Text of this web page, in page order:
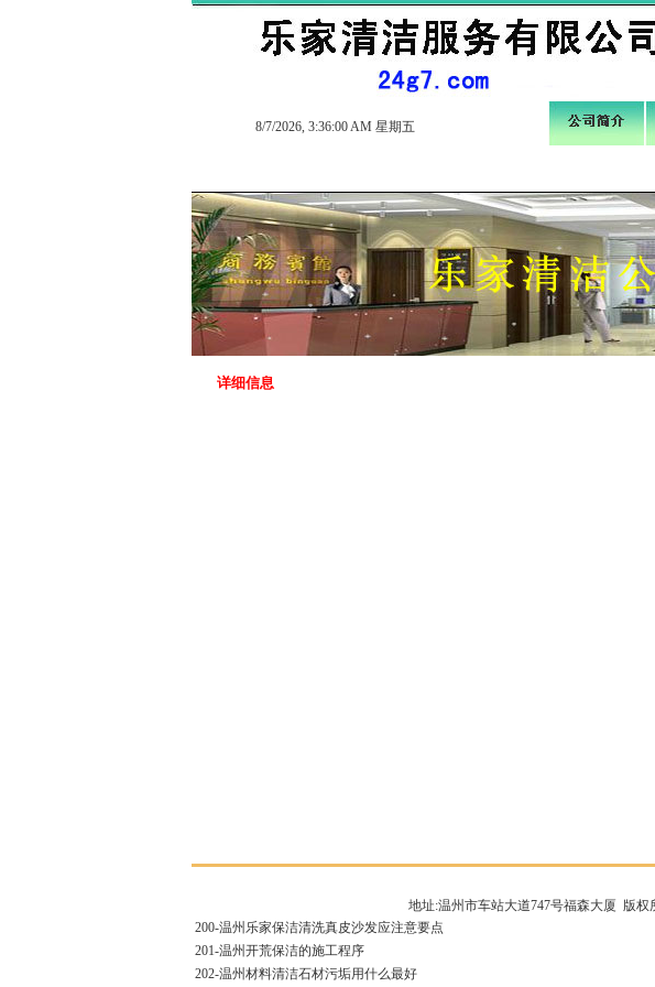
8/7/2026, 3:36:00 AM 星期五
详细信息
地址:温州市车站大道747号福森大厦 版权
200-温州乐家保洁清洗真皮沙发应注意要点
201-温州开荒保洁的施工程序
202-温州材料清洁石材污垢用什么最好